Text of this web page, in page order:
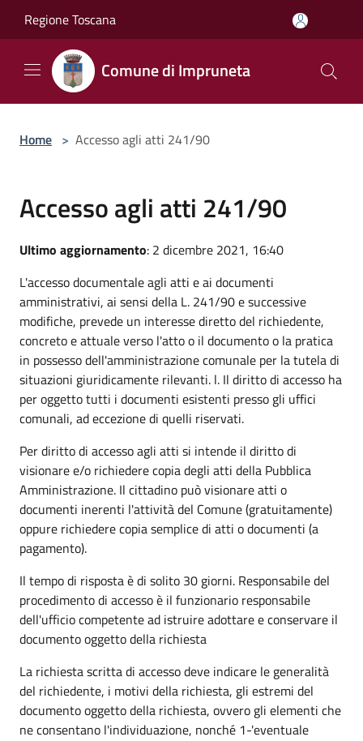
Regione Toscana
Comune di Impruneta
Home > Accesso agli atti 241/90
Accesso agli atti 241/90
Ultimo aggiornamento: 2 dicembre 2021, 16:40
L'accesso documentale agli atti e ai documenti
amministrativi, ai sensi della L. 241/90 e successive
modifiche, prevede un interesse diretto del richiedente,
concreto e attuale verso l'atto o il documento o la pratica
in possesso dell'amministrazione comunale per la tutela di
situazioni giuridicamente rilevanti. l. Il diritto di accesso ha
per oggetto tutti i documenti esistenti presso gli uffici
comunali, ad eccezione di quelli riservati.
Per diritto di accesso agli atti si intende il diritto di
visionare e/o richiedere copia degli atti della Pubblica
Amministrazione. Il cittadino può visionare atti o
documenti inerenti l'attività del Comune (gratuitamente)
oppure richiedere copia semplice di atti o documenti (a
pagamento).
Il tempo di risposta è di solito 30 giorni. Responsabile del
procedimento di accesso è il funzionario responsabile
dell'ufficio competente ad istruire adottare e conservare il
documento oggetto della richiesta
La richiesta scritta di accesso deve indicare le generalità
del richiedente, i motivi della richiesta, gli estremi del
documento oggetto della richiesta, ovvero gli elementi che
ne consentano l'individuazione, nonché 1-'eventuale